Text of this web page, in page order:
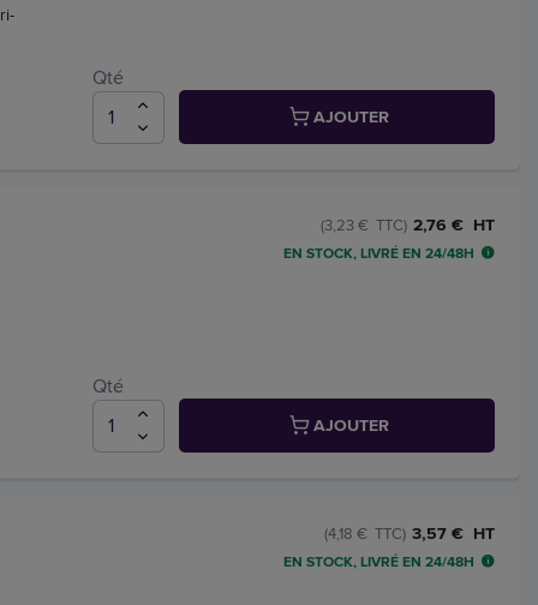
Qté
AJOUTER
2,76 € HT
(3,23 € TTC)
EN STOCK, LIVRÉ EN 24/48H
Qté
AJOUTER
3,57 € HT
(4,18 € TTC)
EN STOCK, LIVRÉ EN 24/48H